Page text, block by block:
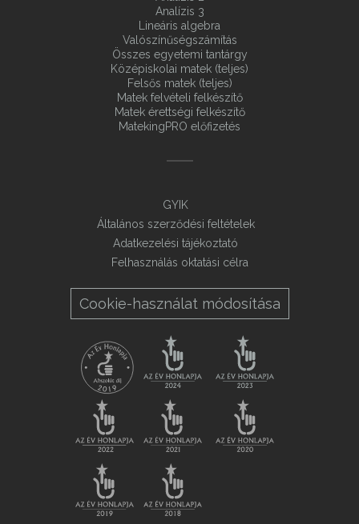
Analízis 3
Lineáris algebra
Valószínűségszámítás
Összes egyetemi tantárgy
Középiskolai matek (teljes)
Felsős matek (teljes)
Matek felvételi felkészítő
Matek érettségi felkészítő
MatekingPRO előfizetés
GYIK
Általános szerződési feltételek
Adatkezelési tájékoztató
Felhasználás oktatási célra
Cookie-használat módosítása